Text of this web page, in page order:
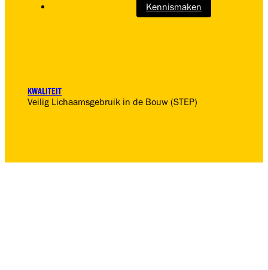
Kennismaken
KWALITEIT
Veilig Lichaamsgebruik in de Bouw (STEP)